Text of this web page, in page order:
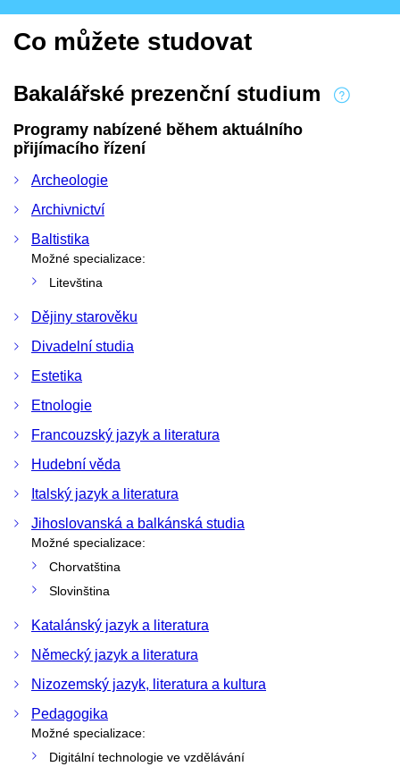
Co můžete studovat
Bakalářské prezenční studium
Programy nabízené během aktuálního
přijímacího řízení
Archeologie
Archivnictví
Baltistika
Možné specializace:
Litevština
Dějiny starověku
Divadelní studia
Estetika
Etnologie
Francouzský jazyk a literatura
Hudební věda
Italský jazyk a literatura
Jihoslovanská a balkánská studia
Možné specializace:
Chorvatština
Slovinština
Katalánský jazyk a literatura
Německý jazyk a literatura
Nizozemský jazyk, literatura a kultura
Pedagogika
Možné specializace:
Digitální technologie ve vzdělávání